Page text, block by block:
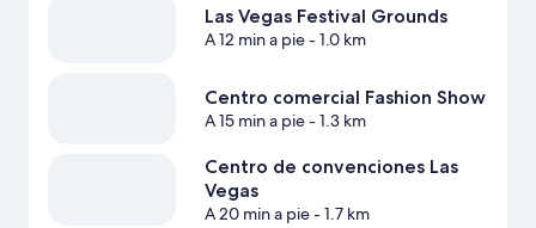
Las Vegas Festival Grounds
A 12 min a pie- 1.0 km
Centro comercial Fashion Show
A 15 min a pie- 1.3 km
Centro de convenciones Las
Vegas
A 20 min a pie- 1.7 km